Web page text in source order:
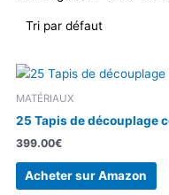
MATÉRIAUX
25 Tapis de découplage
399.00€
Acheter sur Amazon